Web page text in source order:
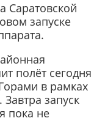
Саратовской
запуске
полёт сегодня
в рамках
запуск
пока не